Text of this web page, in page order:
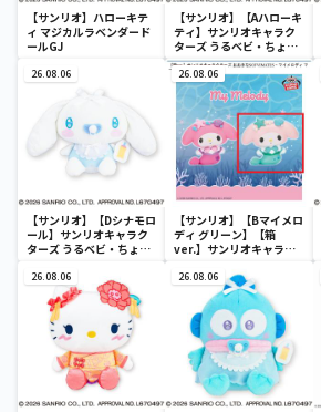
【サンリオ】ハローキテ
ィ マジカルラベンダード
ールGJ
【サンリオ】【Aハローキ
ティ】サンリオキャラク
ターズ うるベビ・ちょい
デカドール
26.08.06
【サンリオ】【Dシナモロ
ール】サンリオキャラク
ターズ うるベビ・ちょい
26.08.06
【サンリオ】【Bマイメロ
ディ グリーン】【箱
ver.】サンリオキャラク
SOFVIMATES～マイメロ
ディ マーメイドver. ～
26.08.06 26.08.06